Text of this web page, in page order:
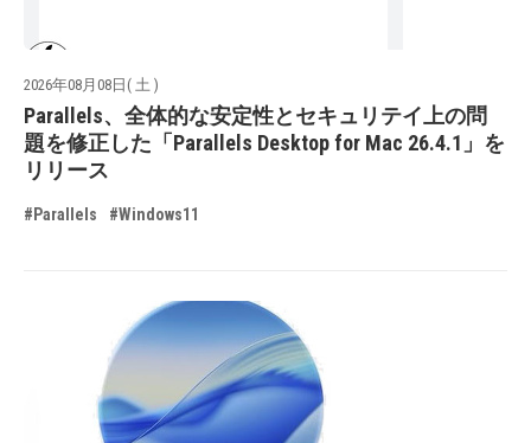
2026年08月08日( 土 )
Parallels、全体的な安定性とセキュリテイ上の問
題を修正した「Parallels Desktop for Mac 26.4.1」を
リリース
#Parallels #Windows11